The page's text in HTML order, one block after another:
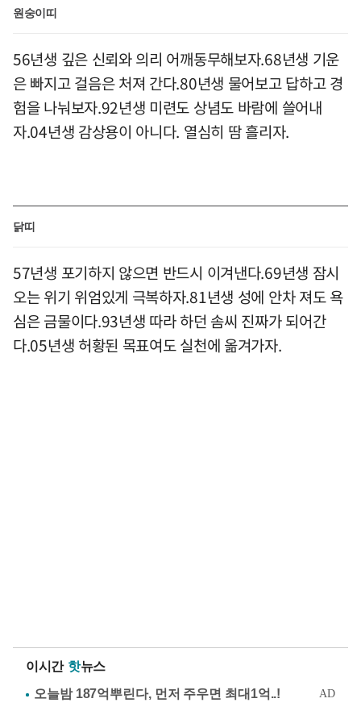
원숭이띠
56년생 깊은 신뢰와 의리 어깨동무해보자.68년생 기운
은 빠지고 걸음은 처져 간다.80년생 물어보고 답하고 경
험을 나눠보자.92년생 미련도 상념도 바람에 쓸어내
자.04년생 감상용이 아니다. 열심히 땀 흘리자.
닭띠
57년생 포기하지 않으면 반드시 이겨낸다.69년생 잠시
오는 위기 위엄있게 극복하자.81년생 성에 안차 져도 욕
심은 금물이다.93년생 따라 하던 솜씨 진짜가 되어간
다.05년생 허황된 목표여도 실천에 옮겨가자.
이시간 핫뉴스